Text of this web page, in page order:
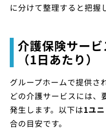
に分けて整理すると把握
介護保険サー
（1日あたり）
グループホームで提供さ
どの介護サービスには、
発生します。以下は1ユ
合の目安です。